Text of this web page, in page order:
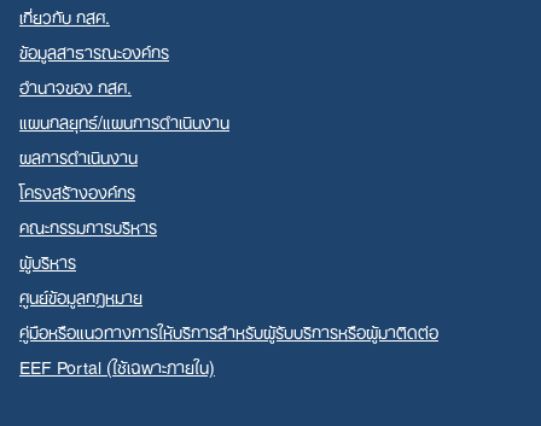
เกี่ยวกับ กสศ.
ข้อมูลสาธารณะองค์กร
อำนาจของ กสศ.
แผนกลยุทธ์/แผนการดำเนินงาน
ผลการดำเนินงาน
โครงสร้างองค์กร
คณะกรรมการบริหาร
ผู้บริหาร
ศูนย์ข้อมูลกฎหมาย
คู่มือหรือแนวทางการให้บริการสำหรับผู้รับบริการหรือผู้มาติดต่อ
EEF Portal (ใช้เฉพาะภายใน)